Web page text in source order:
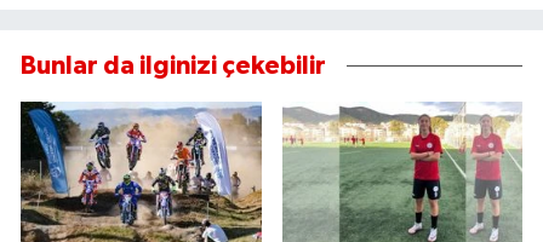
Bunlar da ilginizi çekebilir